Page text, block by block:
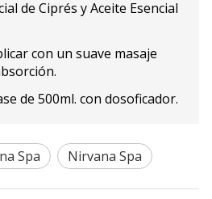
de Ciprés y Aceite Esencial
con un suave masaje
de 500ml. con dosoficador.
Spa Nirvana Spa